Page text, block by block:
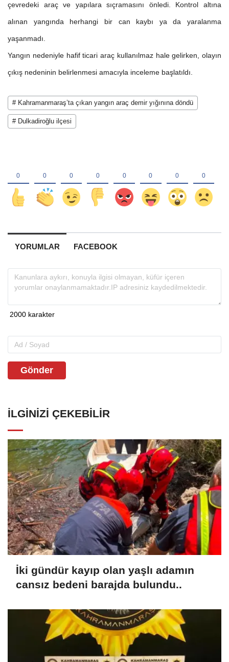
çevredeki araç ve yapılara sıçramasını önledi. Kontrol altına
alınan yangında herhangi bir can kaybı ya da yaralanma
yaşanmadı.
Yangın nedeniyle hafif ticari araç kullanılmaz hale gelirken, olayın
çıkış nedeninin belirlenmesi amacıyla inceleme başlatıldı.
# Kahramanmaraş’ta çıkan yangın araç demir yığınına döndü
# Dulkadiroğlu ilçesi
YORUMLAR FACEBOOK
Gönder
İLGINIZI ÇEKEBILIR
İki gündür kayıp olan yaşlı adamın
cansız bedeni barajda bulundu..